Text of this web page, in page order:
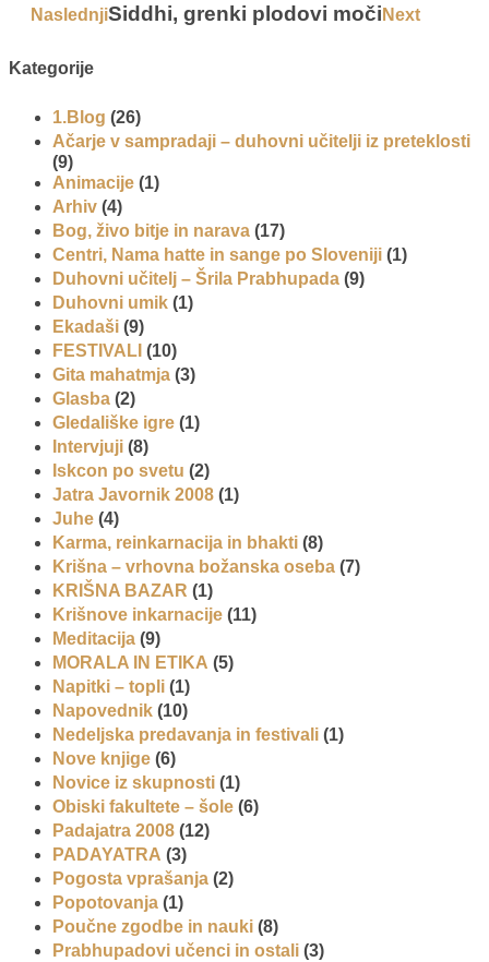
NaslednjiSiddhi, grenki plodovi moči Next
Kategorije
1.Blog (26)
Ačarje v sampradaji – duhovni učitelji iz preteklosti
(9)
Animacije (1)
Arhiv (4)
Bog, živo bitje in narava (17)
Centri, Nama hatte in sange po Sloveniji (1)
Duhovni učitelj – Šrila Prabhupada (9)
Duhovni umik (1)
Ekadaši (9)
FESTIVALI (10)
Gita mahatmja (3)
Glasba (2)
Gledališke igre (1)
Intervjuji (8)
Iskcon po svetu (2)
Jatra Javornik 2008 (1)
Juhe (4)
Karma, reinkarnacija in bhakti (8)
Krišna – vrhovna božanska oseba (7)
KRIŠNA BAZAR (1)
Krišnove inkarnacije (11)
Meditacija (9)
MORALA IN ETIKA (5)
Napitki – topli (1)
Napovednik (10)
Nedeljska predavanja in festivali (1)
Nove knjige (6)
Novice iz skupnosti (1)
Obiski fakultete – šole (6)
Padajatra 2008 (12)
PADAYATRA (3)
Pogosta vprašanja (2)
Popotovanja (1)
Poučne zgodbe in nauki (8)
Prabhupadovi učenci in ostali (3)